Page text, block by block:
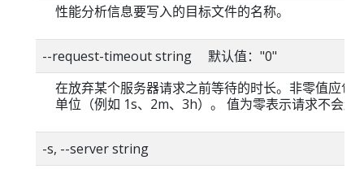
性能分析信息要写入的目标文件的名称。
--request-timeout string 默认值："0"
在放弃某个服务器请求之前等待的时长。非零值应包
单位（例如 1s、2m、3h）。 值为零表示请求不会超
-s, --server string